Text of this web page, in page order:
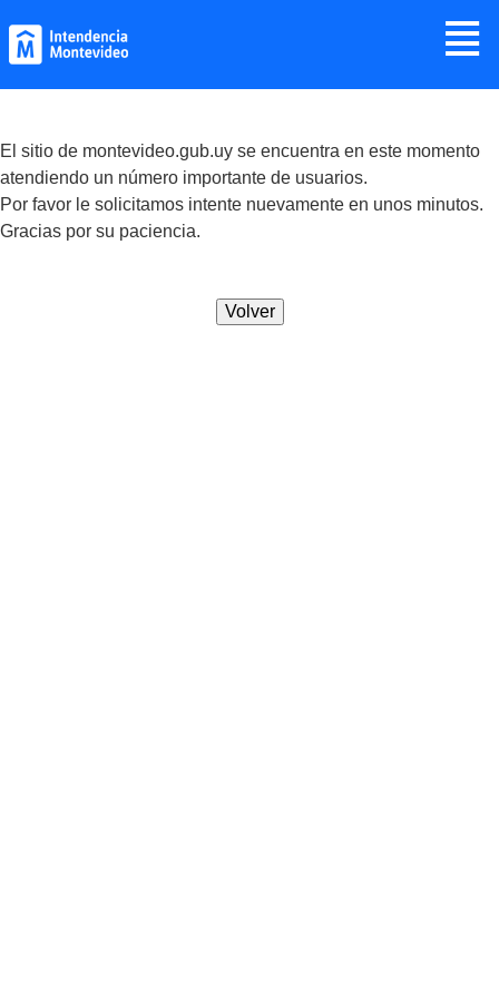
≣
El sitio de montevideo.gub.uy se encuentra en este momento
atendiendo un número importante de usuarios.
Por favor le solicitamos intente nuevamente en unos minutos.
Gracias por su paciencia.
Volver